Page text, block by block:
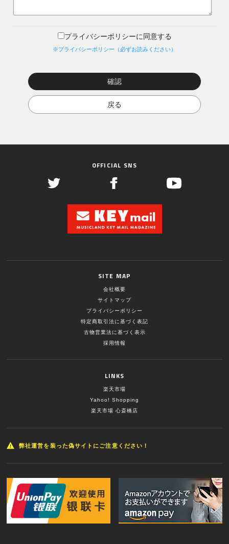
プライバシーポリシーに同意する
※プライバシーポリシー（必ずお読みください）
OFFICIAL SNS
SITE MAP
会社概要
サイトマップ
プライバシーポリシー
特定商取引法に基づく表記
古物営業法に基づく表示
採用情報
LINKS
楽天市場
Yahoo! Shopping
楽天市場 心斎橋店
弊社運営を装った偽サイトにご注意ください！